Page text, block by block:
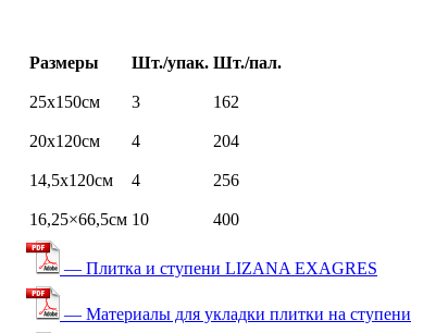
Размеры Шт./упак. Шт./пал.
25х150см 3 162
20х120см 4 204
14,5х120см 4 256
16,25×66,5см 10 400
— Плитка и ступени LIZANA EXAGRES
— Материалы для укладки плитки на ступени